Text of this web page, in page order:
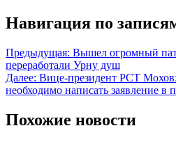
Навигация по
Предыдущая: Вышел огромный
переработали Урну душ
Далее: Вице-президент РСТ
необходимо написать заявление в
Похожие новости